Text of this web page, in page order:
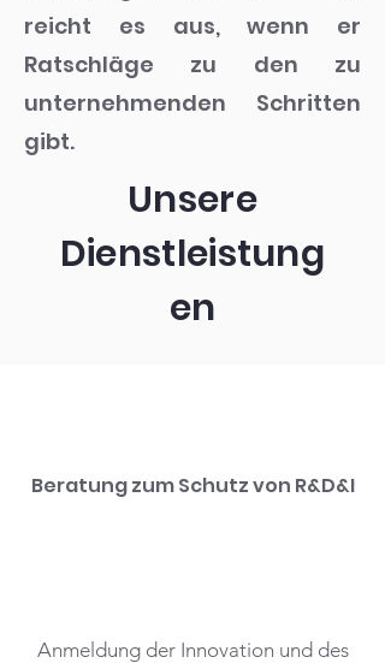
reicht es aus, wenn er
Ratschläge zu den zu
unternehmenden Schritten
gibt.
Unsere
Dienstleistung
en
Beratung zum Schutz von R&D&I
Anmeldung der Innovation und des